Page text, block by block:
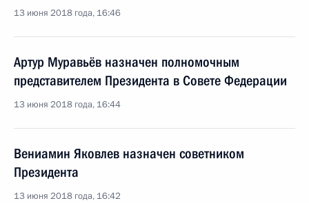
13 июня 2018 года, 16:46
Артур Муравьёв назначен полномочным
представителем Президента в Совете Федерации
13 июня 2018 года, 16:44
Вениамин Яковлев назначен советником
Президента
13 июня 2018 года, 16:42